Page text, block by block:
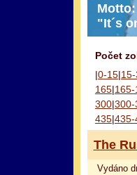
Motto:
"It´s
Počet
|0-15|
165|
300|300-
435|435-
The
Vydáno